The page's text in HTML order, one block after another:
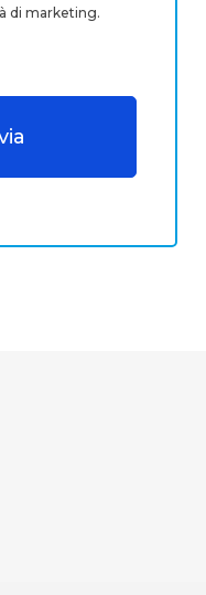
di marketing.